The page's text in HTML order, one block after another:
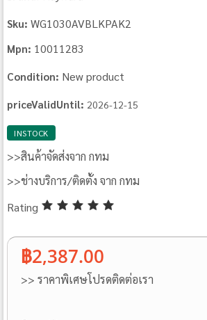
Sku: WG1030AVBLKPAK2
Mpn: 10011283
Condition: New product
priceValidUntil: 2026-12-15
INSTOCK
>>สินค้าจัดส่งจาก กทม
>>ช่างบริการ/ติดตั้ง จาก กทม
Rating
฿2,387.00
>> ราคาพิเศษโปรดติดต่อเรา